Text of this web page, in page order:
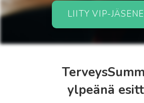
LIITY VIP-
ylpeänä